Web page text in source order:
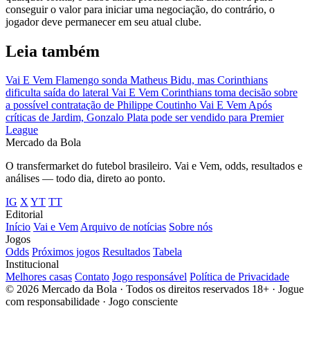
conseguir o valor para iniciar uma negociação, do contrário, o
jogador deve permanecer em seu atual clube.
Leia também
Vai E Vem Flamengo sonda Matheus Bidu, mas Corinthians
dificulta saída do lateral Vai E Vem Corinthians toma decisão sobre
a possível contratação de Philippe Coutinho Vai E VemApós
críticas de Jardim, Gonzalo Plata pode ser vendido para Premier
League
Mercado da Bola
O transfermarket do futebol brasileiro. Vai e Vem, odds, resultados e
análises — todo dia, direto ao ponto.
IG XYT TT
Editorial
Início Vai e VemArquivo de notícias Sobre nós
Jogos
Odds Próximos jogos Resultados Tabela
Institucional
Melhores casas Contato Jogo responsável Política de Privacidade
© 2026 Mercado da Bola · Todos os direitos reservados 18+ · Jogue
com responsabilidade · Jogo consciente